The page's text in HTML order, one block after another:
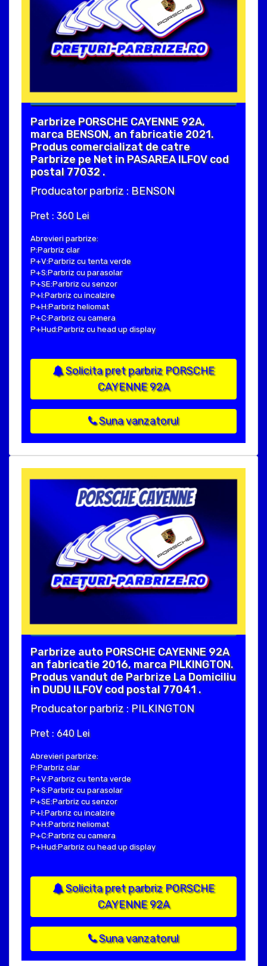
Parbrize PORSCHE CAYENNE 92A,
marca BENSON, an fabricatie 2021.
Produs comercializat de catre
Parbrize pe Net in PASAREA ILFOV cod
postal 77032 .
Producator parbriz : BENSON
Pret : 360 Lei
Abrevieri parbrize:
P:Parbriz clar
P+V:Parbriz cu tenta verde
P+S:Parbriz cu parasolar
P+SE:Parbriz cu senzor
P+I:Parbriz cu incalzire
P+H:Parbriz heliomat
P+C:Parbriz cu camera
P+Hud:Parbriz cu head up display
Solicita pret parbriz PORSCHE
CAYENNE 92A
Suna vanzatorul
Parbrize auto PORSCHE CAYENNE 92A
an fabricatie 2016, marca PILKINGTON.
Produs vandut de Parbrize La Domiciliu
in DUDU ILFOV cod postal 77041 .
Producator parbriz : PILKINGTON
Pret : 640 Lei
Abrevieri parbrize:
P:Parbriz clar
P+V:Parbriz cu tenta verde
P+S:Parbriz cu parasolar
P+SE:Parbriz cu senzor
P+I:Parbriz cu incalzire
P+H:Parbriz heliomat
P+C:Parbriz cu camera
P+Hud:Parbriz cu head up display
Solicita pret parbriz PORSCHE
CAYENNE 92A
Suna vanzatorul